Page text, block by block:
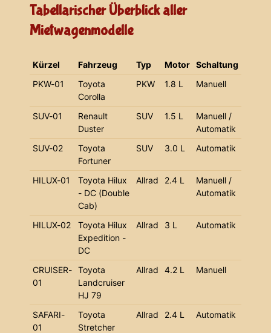
Tabellarischer Überblick aller
Mietwagenmodelle
Kürzel Fahrzeug Typ Motor Schaltung
PKW-01
Toyota
Corolla
PKW 1.8 L Manuell
SUV-01
Renault
Duster
SUV 1.5 L
Manuell /
Automatik
SUV-02
Toyota
Fortuner
SUV 3.0 L Automatik
HILUX-01
Toyota Hilux
- DC (Double
Cab)
Allrad 2.4 L
Manuell /
Automatik
HILUX-02
Toyota Hilux
Expedition -
DC
Allrad 3 L Automatik
CRUISER-
01
Toyota
Landcruiser
HJ 79
Allrad 4.2 L Manuell
SAFARI-
01
Toyota
Stretcher
Allrad 2.4 L Automatik